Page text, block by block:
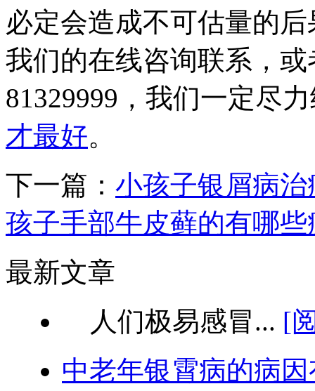
必定会造成不可估量的
我们的在线咨询联系，或
81329999，我们一定尽
才最好。
下一篇： 小孩子银屑病
孩子手部牛皮藓的有哪些
最新文章
人们极易感冒... [
中老年银霄病的病